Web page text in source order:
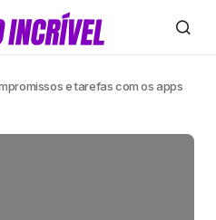
e tarefas com os apps